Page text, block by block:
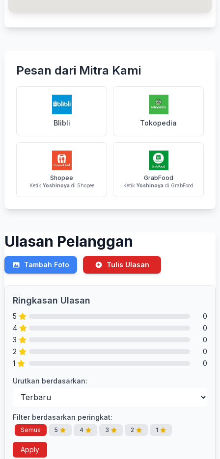
Pesan dari Mitra Kami
Blibli Tokopedia
Shopee
Ketik Yoshinoya di Shopee
GrabFood
Ketik Yoshinoya di GrabFood
Ulasan Pelanggan
Tambah Foto Tulis Ulasan
Ringkasan Ulasan
5
0
4
0
3
0
2
0
1
0
Urutkan berdasarkan:
Filter berdasarkan peringkat:
Semua 5 4 3 2 1
Apply